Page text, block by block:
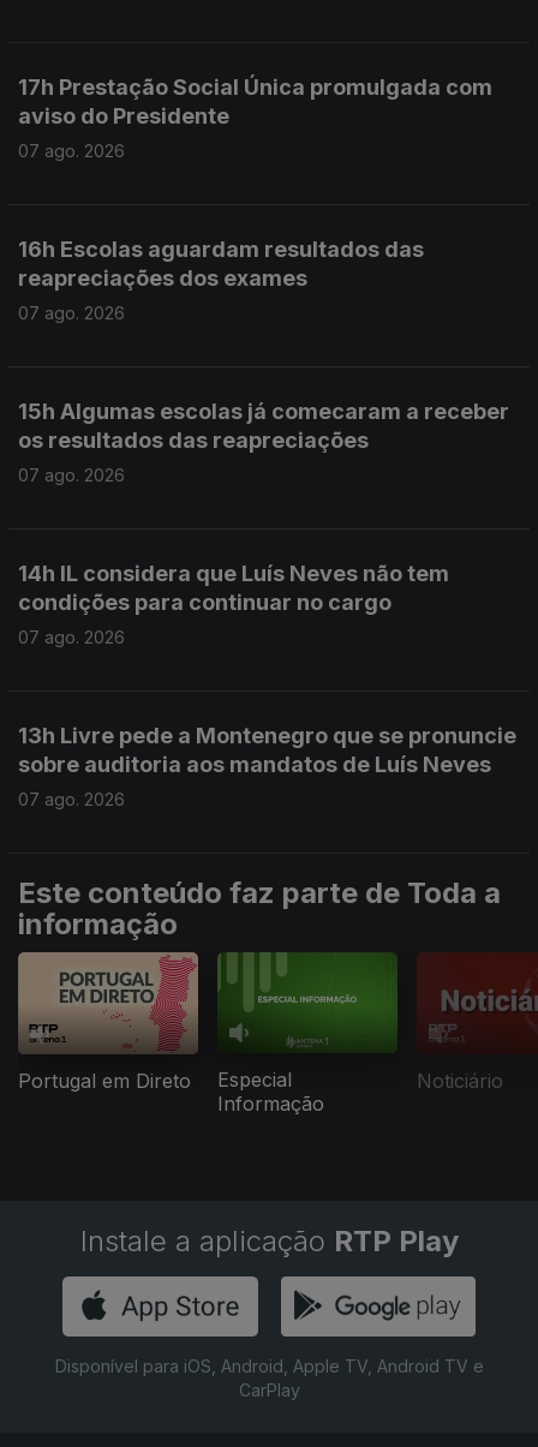
17h Prestação Social Única promulgada com
aviso do Presidente
07 ago. 2026
16h Escolas aguardam resultados das
reapreciações dos exames
07 ago. 2026
15h Algumas escolas já comecaram a receber
os resultados das reapreciações
07 ago. 2026
14h IL considera que Luís Neves não tem
condições para continuar no cargo
07 ago. 2026
13h Livre pede a Montenegro que se pronuncie
sobre auditoria aos mandatos de Luís Neves
07 ago. 2026
Este conteúdo faz parte de Toda a
informação
Portugal em Direto
Especial
Informação
Noticiário
Instale a aplicação RTP Play
Disponível para iOS, Android, Apple TV, Android TV e
CarPlay